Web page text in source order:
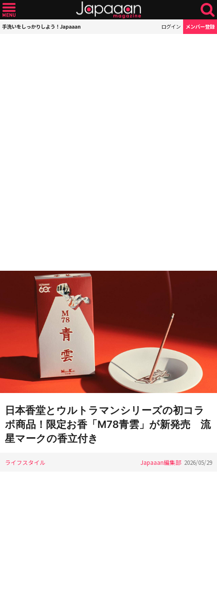
手洗いをしっかりしよう！Japaaan ログイン メンバー登録
日本香堂とウルトラマンシリーズの初コラ
ボ商品！限定お香「M78青雲」が新発売 流
星マークの香立付き
ライフスタイル Japaaan編集部 2026/05/29